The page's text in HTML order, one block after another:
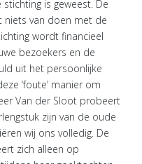
is geweest. De
niets van doen met de
wordt financieel
bezoekers en de
uit het persoonlijke
‘foute’ manier om
Van der Sloot probeert
zijn van de oude
wij ons volledig. De
zich alleen op